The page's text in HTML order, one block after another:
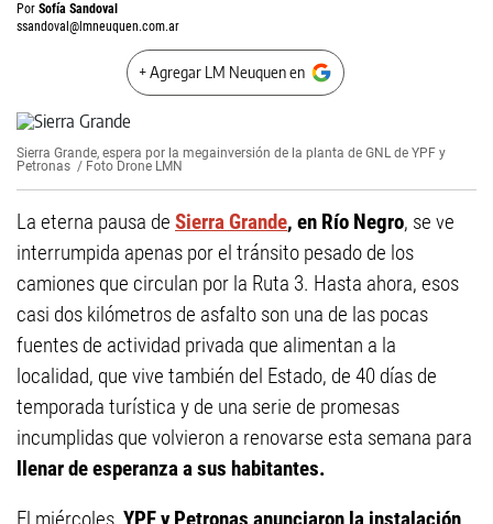
Por Sofía Sandoval
ssandoval@lmneuquen.com.ar
+ Agregar LM Neuquen en
Sierra Grande, espera por la megainversión de la planta de GNL de YPF y
Petronas / Foto Drone LMN
La eterna pausa de Sierra Grande, en Río Negro, se ve
interrumpida apenas por el tránsito pesado de los
camiones que circulan por la Ruta 3. Hasta ahora, esos
casi dos kilómetros de asfalto son una de las pocas
fuentes de actividad privada que alimentan a la
localidad, que vive también del Estado, de 40 días de
temporada turística y de una serie de promesas
incumplidas que volvieron a renovarse esta semana para
llenar de esperanza a sus habitantes.